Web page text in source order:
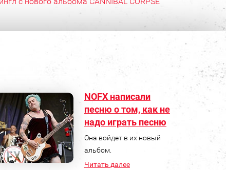
NOFX написали
песню о том, как не
надо играть песню
Она войдет в их новый
альбом.
Читать далее